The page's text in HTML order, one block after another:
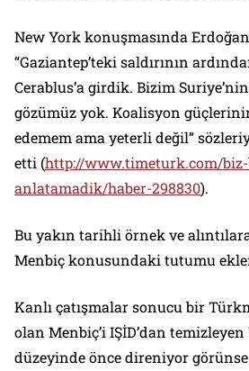
New York konuşmasında
“Gaziantep’teki saldırının
Cerablus’a girdik. Bizim
gözümüz yok. Koalisyon
edemem ama yeterli değil”
etti (http://www.timeturk.com/
anlatamadik/haber-298830).
Bu yakın tarihli örnek ve
Menbiç konusundaki tutumu
Kanlı çatışmalar sonucu bir
olan Menbiç’i IŞİD’dan temizleyen
düzeyinde önce direniyor görünse